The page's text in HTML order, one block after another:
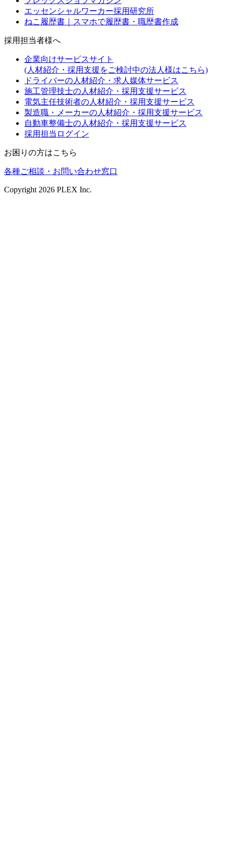
エッセンシャルワーカー採用研究所
ねこ履歴書｜スマホで履歴書・職歴書作成
採用担当者様へ
企業向けサービスサイト
(人材紹介・採用支援をご検討中の法人様はこちら)
ドライバーの人材紹介・求人媒体サービス
施工管理技士の人材紹介・採用支援サービス
電気主任技術者の人材紹介・採用支援サービス
製造職・メーカーの人材紹介・採用支援サービス
自動車整備士の人材紹介・採用支援サービス
採用担当ログイン
お困りの方はこちら
各種ご相談・お問い合わせ窓口
Copyright 2026 PLEX Inc.